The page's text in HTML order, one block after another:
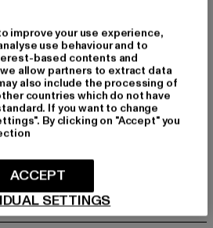
Köln | DE
improve your use experience,
use behaviour and to
based contents and
allow partners to extract data
also include the processing of
countries which do not have
If you want to change
By clicking on "Accept" you
SETTINGS
ACCEPT